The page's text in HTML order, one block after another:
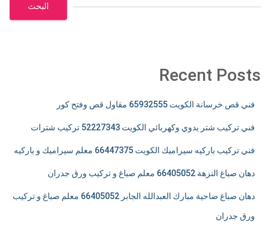
البحث
Recent Posts
فني قص خرسانة الكويت 65932555 مقاول قص وفتح كور
فني تركيب شتر يدوي وكهربائي الكويت 52227343 تركيب شترات
فني تركيب باركيه سيراميك الكويت 66447375 معلم سيراميك و باركيه
دهان صباغ النزهة 66405052 معلم صباغ و تركيب ورق جدران
دهان صباغ ضاحية مبارك العبدالله الجابر 66405052 معلم صباغ و تركيب
ورق جدران